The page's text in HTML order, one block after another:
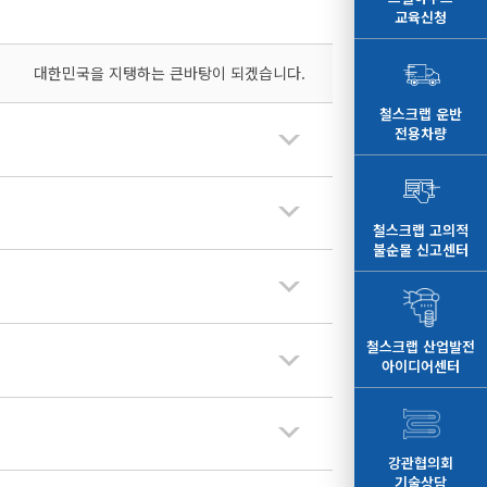
대한민국을 지탱하는 큰바탕이 되겠습니다.
교육신청
철스크랩 운반
전용차량
철스크랩 고의적
불순물 신고센터
철스크랩 산업발전
아이디어센터
강관협의회
기술상담